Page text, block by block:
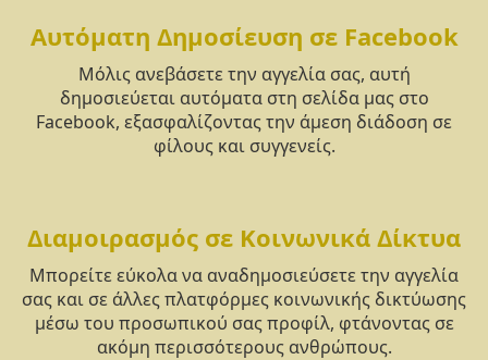
Αυτόματη Δημοσίευση σε Facebook
Μόλις ανεβάσετε την αγγελία σας, αυτή
δημοσιεύεται αυτόματα στη σελίδα μας στο
Facebook, εξασφαλίζοντας την άμεση διάδοση σε
φίλους και συγγενείς.
Διαμοιρασμός σε Κοινωνικά Δίκτυα
Μπορείτε εύκολα να αναδημοσιεύσετε την αγγελία
σας και σε άλλες πλατφόρμες κοινωνικής δικτύωσης
μέσω του προσωπικού σας προφίλ, φτάνοντας σε
ακόμη περισσότερους ανθρώπους.